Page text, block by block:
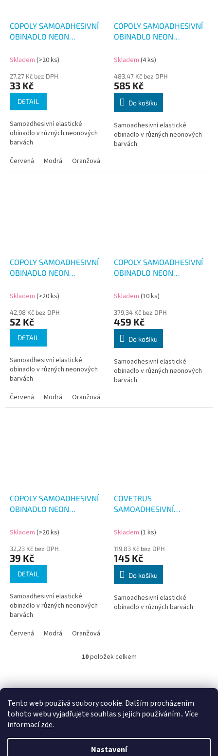
Tento web používá soubory cookie. Dalším procházením
tohoto webu vyjadřujete souhlas s jejich používáním.. Více
informacízde.
Nastavení
COPOLY SAMOADHESIVNÍ
OBINADLO NEON
Skladem (>20 ks)
27,27 Kč bez DPH
33 Kč
DETAIL
Samoadhesivní elastické
obinadlo v různých neonových
barvách
Červená
Modrá Oranžová
COPOLY SAMOADHESIVNÍ
OBINADLO NEON
Skladem (4 ks)
483,47 Kč bez DPH
585 Kč
Do košíku
Samoadhesivní elastické
obinadlo v různých neonových
barvách
COPOLY SAMOADHESIVNÍ
OBINADLO NEON
Skladem (>20 ks)
42,98 Kč bez DPH
52 Kč
DETAIL
Samoadhesivní elastické
obinadlo v různých neonových
barvách
Červená
Modrá Oranžová
COPOLY SAMOADHESIVNÍ
OBINADLO NEON
Skladem (10 ks)
379,34 Kč bez DPH
459 Kč
Do košíku
Samoadhesivní elastické
obinadlo v různých neonových
barvách
COPOLY SAMOADHESIVNÍ
OBINADLO NEON
Skladem (>20 ks)
32,23 Kč bez DPH
39 Kč
DETAIL
Samoadhesivní elastické
obinadlo v různých neonových
barvách
Červená
Modrá Oranžová
COVETRUS
SAMOADHESIVNÍ
Skladem (1 ks)
119,83 Kč bez DPH
145 Kč
Do košíku
Samoadhesivní elastické
obinadlo v různých barvách
O
á
d
a
c
v
10položek celkem
á